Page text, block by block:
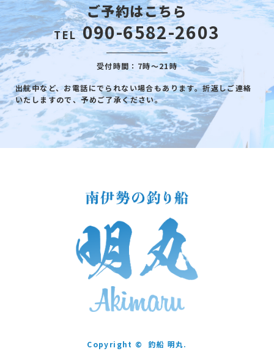
ご予約はこちら
TEL 090-6582-2603
受付時間：7時～21時
出航中など、お電話にでられない場合もあります。折返しご連絡
いたしますので、予めご了承ください。
Copyright ©釣船 明丸.